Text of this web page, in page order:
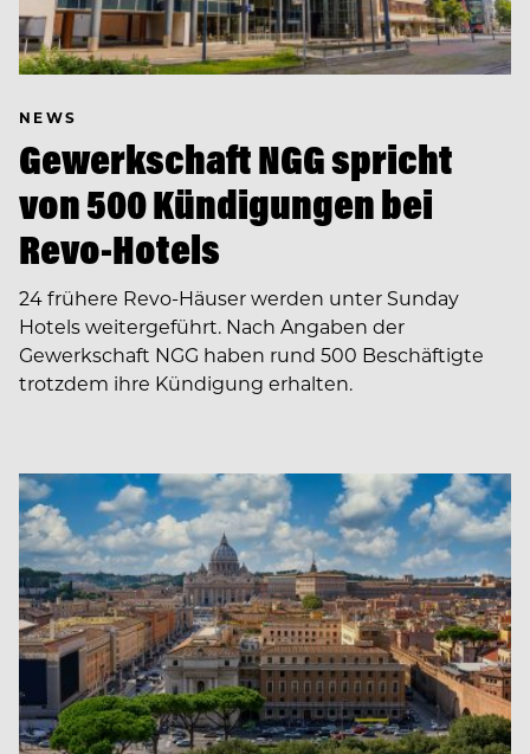
NEWS
Gewerkschaft NGG spricht
von 500 Kündigungen bei
Revo-Hotels
24 frühere Revo-Häuser werden unter Sunday
Hotels weitergeführt. Nach Angaben der
Gewerkschaft NGG haben rund 500 Beschäftigte
trotzdem ihre Kündigung erhalten.